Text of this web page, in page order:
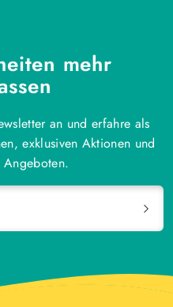
mehr
an und erfahre als
exklusiven Aktionen und
Angeboten.